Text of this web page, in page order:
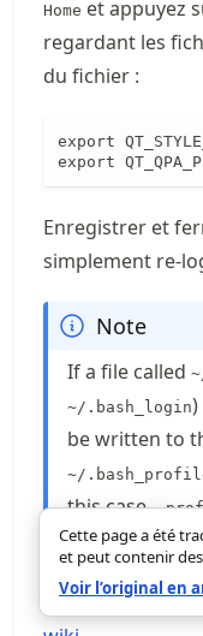
Home et appuyez
regardant les
du fichier :
export
export
Enregistrer et
simplement re-
Note
If a file called
~/.bash_login
be written to
~/
this case,
logging in.
En savoir plus
Cette page a été
et peut contenir
Voir l’original en